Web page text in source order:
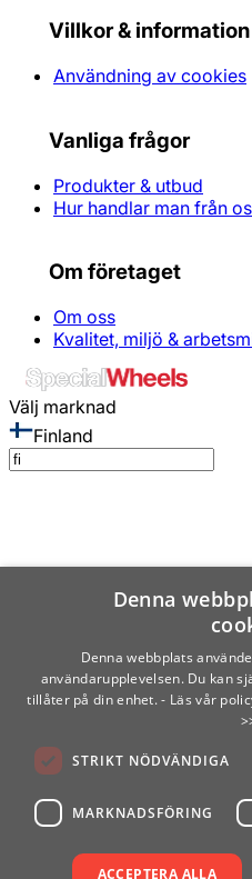
Villkor & information
Användning av cookies
Vanliga frågor
Produkter & utbud
Hur handlar man från
Om företaget
Om oss
Kvalitet, miljö &
Välj marknad
Finland
Denna
Denna webbplats
användarupplevelsen. Du kan
tillåter på din enhet. - Läs vår
STRIKT NÖDVÄNDIGA
MARKNADSFÖRING
ACCEPTERA ALLA